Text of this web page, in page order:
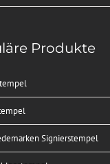
Produkte
Signierstempel